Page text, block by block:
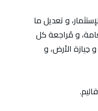
و تعديل ما
و مُراجعة كل
حِيازة الأرض، و